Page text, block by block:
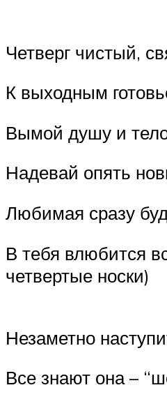
Четверг чистый,
К выходным
Вымой душу и тело
Надевай опять
Любимая сразу
В тебя влюбится
четвертые носки)
Незаметно
Все знают она –